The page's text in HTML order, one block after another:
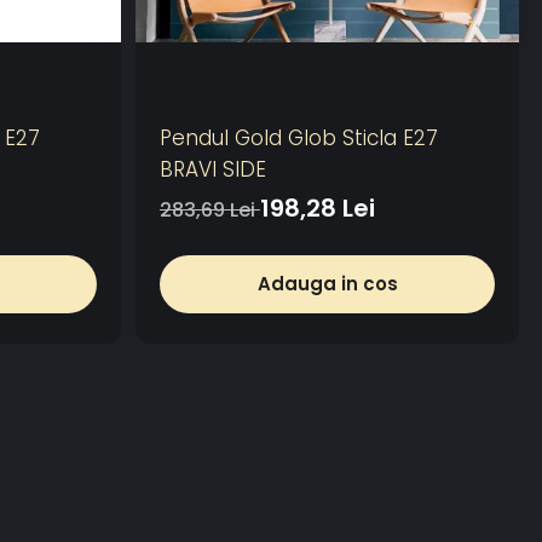
Pendul Gold Glob Sticla E27
BRAVI SIDE
283,69 Lei198,28 Lei
Adauga in cos